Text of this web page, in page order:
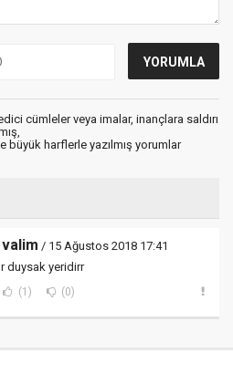
cümleler veya imalar, inançlara saldırı
büyük harflerle yazılmış yorumlar
/ 15 Ağustos 2018 17:41
duysak yeridirr
(1) (0)